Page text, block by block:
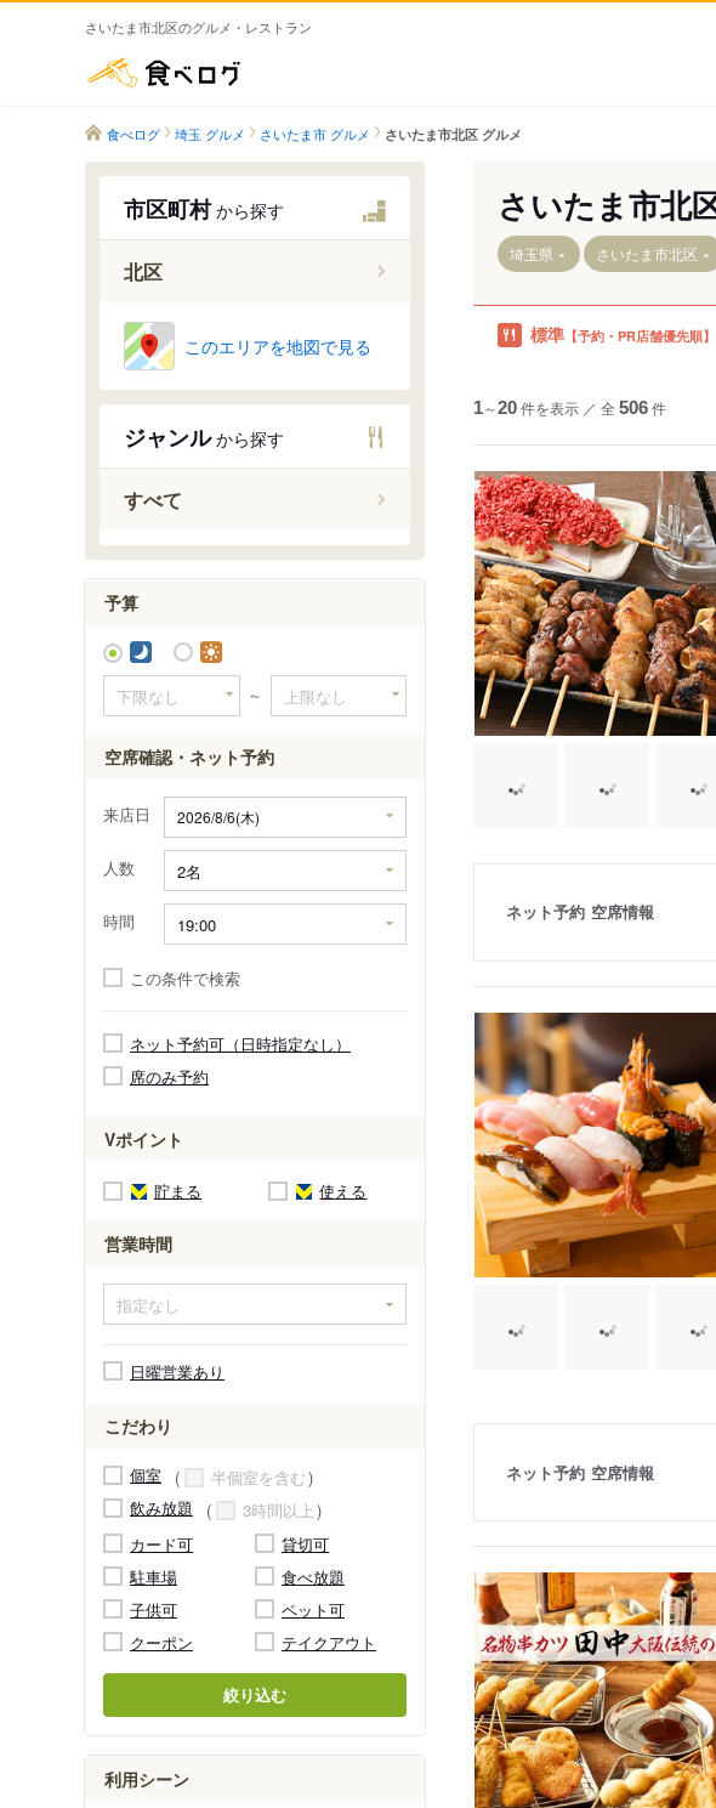
さいたま市北区のグルメ・レストラン
食べログ 埼玉 グルメ さいたま市 グルメ さいたま市北区 グルメ
市区町村から探す
北区
このエリアを地図で見る
ジャンルから探す
すべて
予算
～
空席確認・ネット予約
来店日
人数
時間
この条件で検索
ネット予約可（日時指定なし）
席のみ予約
Vポイント
貯まる 使える
営業時間
日曜営業あり
こだわり
個室
半個室を含む
飲み放題
3時間以上
カード可
貸切可
駐車場
食べ放題
子供可
ペット可
クーポン
テイクアウト
絞り込む
利用シーン
さいたま市北
埼玉県 さいたま市北区
標準 【予約・PR店舗優先順】
1～20件を表示 ／ 全 506件
ネット予約 空席情報
ネット予約 空席情報